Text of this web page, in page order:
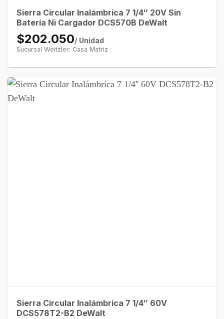
Sierra Circular Inalámbrica 7 1/4″ 20V Sin
Batería Ni Cargador DCS570B DeWalt
$202.050/ Unidad
Sucursal Weitzler: Casa Matriz
Sierra Circular Inalámbrica 7 1/4″ 60V
DCS578T2-B2 DeWalt